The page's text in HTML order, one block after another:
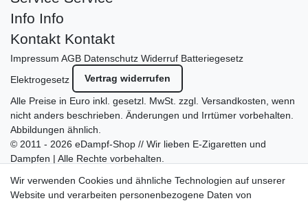
Info Info
Kontakt Kontakt
Impressum AGB Datenschutz Widerruf Batteriegesetz
Elektrogesetz
Vertrag widerrufen
Alle Preise in Euro inkl. gesetzl. MwSt. zzgl. Versandkosten, wenn
nicht anders beschrieben. Änderungen und Irrtümer vorbehalten.
Abbildungen ähnlich.
© 2011 - 2026 eDampf-Shop // Wir lieben E-Zigaretten und
Dampfen | Alle Rechte vorbehalten.
mit vielen spannenden Artikeln.
Wir verwenden Cookies und ähnliche Technologien auf unserer
Website und verarbeiten personenbezogene Daten von